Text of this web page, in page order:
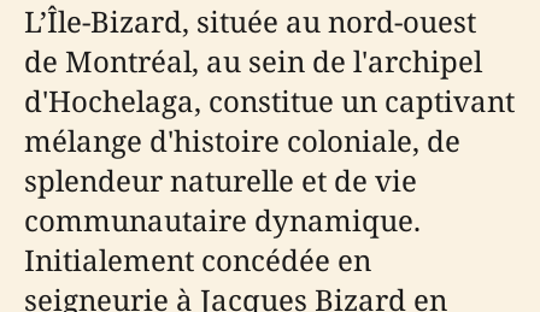
L’Île-Bizard, située au nord-ouest
de Montréal, au sein de l'archipel
d'Hochelaga, constitue un captivant
mélange d'histoire coloniale, de
splendeur naturelle et de vie
communautaire dynamique.
Initialement concédée en
seigneurie à Jacques Bizard en